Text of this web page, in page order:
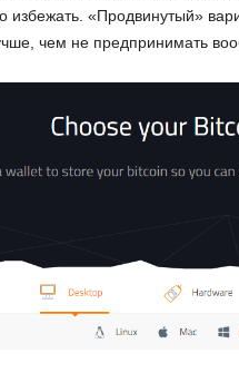
«Продвинутый»
чем не предпринимать